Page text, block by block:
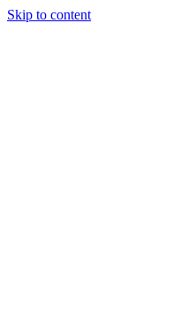
Skip to content